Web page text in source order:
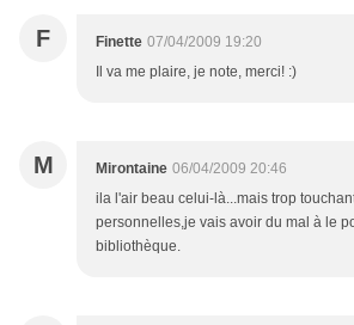
F Finette 07/04/2009 19:20
Il va me plaire, je note, merci! :)
M Mirontaine 06/04/2009 20:46
ila l'air beau celui-là...mais trop
personnelles,je vais avoir du mal à le
bibliothèque.